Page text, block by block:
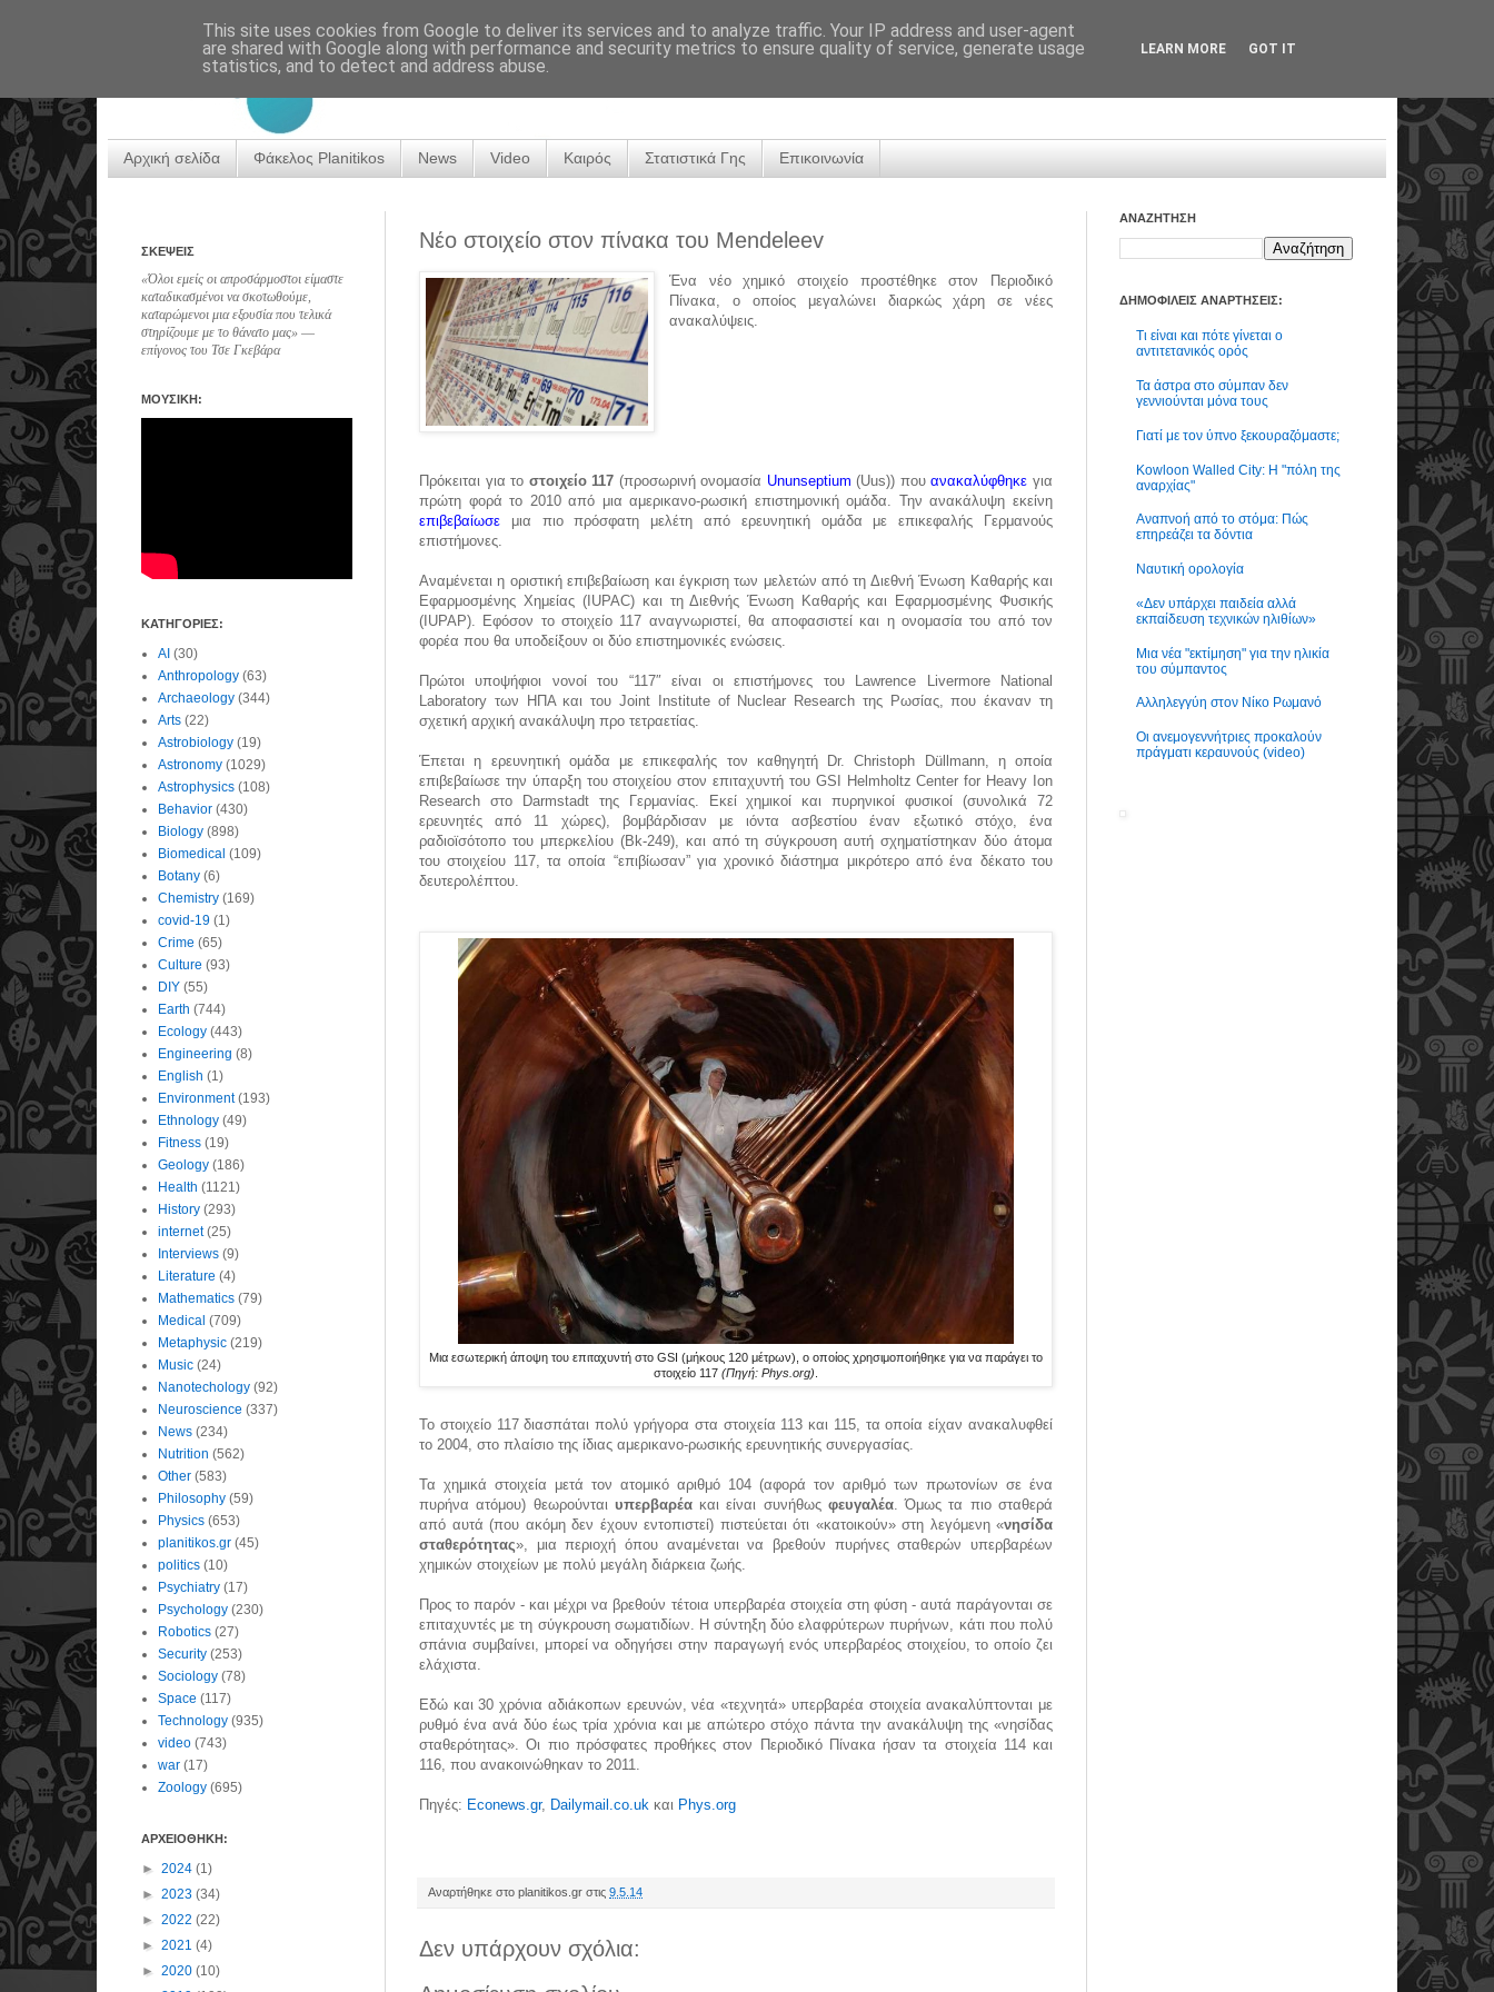
Αρχική σελίδα Φάκελος Planitikos News Video Καιρός Στατιστικά Γης Επικοινωνία
Νέο στοιχείο στον πίνακα του Mendeleev
Ένα νέο χημικό στοιχείο προστέθηκε στον Περιοδικό
Πίνακα,ο οποίος μεγαλώνει διαρκώςχάρη σε νέες
ανακαλύψεις
Πρόκειται για το στοιχείο 117 (προσωρινή ονομασία Ununseptium (Uus)) πουανακαλύφθηκε για
πρώτη φορά το 2010 από μια αμερικανο-ρωσική επιστημονική ομάδα. Την ανακάλυψη εκείνη
επιβεβαίωσε
μια πιο πρόσφατη μελέτη από ερευνητική ομάδα με επικεφαλής Γερμανούς
επιστήμονες.
Αναμένεται η οριστική επιβεβαίωση και έγκριση των μελετών από τη Διεθνή Ένωση Καθαρής και
Εφαρμοσμένης Χημείας (IUPAC) και τη Διεθνής Ένωση Καθαρής και Εφαρμοσμένης Φυσικής
(IUPAP).
Εφόσον το στοιχείο 117 αναγνωριστεί, θα αποφασιστεί και η ονομασία του από τον
φορέα που θα υποδείξουν οι δύο επιστημονικές ενώσεις.
Πρώτοι υποψήφιοι νονοί του “117″ είναι οι επιστήμονες του Lawrence Livermore National
Laboratory των ΗΠΑ και του Joint Institute of Nuclear Research της Ρωσίας, που έκαναν τη
σχετική αρχική ανακάλυψη προ τετραετίας.
Έπεται η ερευνητική ομάδα με επικεφαλής τον καθηγητή Dr. Christoph Düllmann, η οποία
επιβεβαίωσε την ύπαρξη του στοιχείου στον επιταχυντή του GSI Helmholtz Center for Heavy Ion
Research στο Darmstadt της Γερμανίας. Εκεί χημικοί και πυρηνικοί φυσικοί (συνολικά 72
ερευνητές από 11 χώρες), βομβάρδισαν με ιόντα ασβεστίου έναν εξωτικό στόχο, ένα
ραδιοϊσότοπο του μπερκελίου (Bk-249), και από τη σύγκρουση αυτή σχηματίστηκαν δύο άτομα
του στοιχείου 117, τα οποία “επιβίωσαν” για χρονικό διάστημα μικρότερο από ένα δέκατο του
δευτερολέπτου.
Μια εσωτερική άποψη του επιταχυντή στο GSI (μήκους 120 μέτρων), ο οποίος χρησιμοποιήθηκε για να παράγει το
στοιχείο 117 (Πηγή: Phys.org)
Το στοιχείο 117 διασπάται πολύ γρήγορα στα στοιχεία 113 και 115, τα οποία είχαν ανακαλυφθεί
το 2004, στο πλαίσιο της ίδιας αμερικανο-ρωσικής ερευνητικής συνεργασίας.
Τα χημικά στοιχεία μετά τον ατομικό αριθμό 104 (αφορά τον αριθμό των πρωτονίων σε ένα
πυρήνα ατόμου) θεωρούνται υπερβαρέακαι είναι συνήθως φευγαλέα. Όμως τα πιο σταθερά
από αυτά (που ακόμη δεν έχουν εντοπιστεί) πιστεύεται ότι «κατοικούν» στη λεγόμενη «νησίδα
σταθερότητας», μια περιοχή όπου αναμένεται να βρεθούν πυρήνες σταθερών υπερβαρέων
χημικών στοιχείων με πολύ μεγάλη διάρκεια ζωής.
Προς το παρόν - και μέχρι να βρεθούν τέτοια υπερβαρέα στοιχεία στη φύση - αυτά παράγονται σε
επιταχυντές με τη σύγκρουση σωματιδίων. Η σύντηξη δύο ελαφρύτερων πυρήνων, κάτι που πολύ
σπάνια συμβαίνει, μπορεί να οδηγήσει στην παραγωγή ενός υπερβαρέος στοιχείου, το οποίο ζει
ελάχιστα.
Εδώ και 30 χρόνια αδιάκοπων ερευνών, νέα «τεχνητά» υπερβαρέα στοιχεία ανακαλύπτονται με
ρυθμό ένα ανά δύο έως τρία χρόνια και με απώτερο στόχο πάντα την ανακάλυψη της «νησίδας
σταθερότητας». Οι πιο πρόσφατες προθήκες στον Περιοδικό Πίνακα ήσαν τα στοιχεία 114 και
116, που ανακοινώθηκαν το 2011.
Πηγές: Econews.gr, Dailymail.co.uk και Phys.org
Αναρτήθηκε στο planitikos.gr στις 9.5.14
Δεν υπάρχουν σχόλια:
ΣΚΕΨΕΙΣ
«Όλοι εμείς οι απροσάρμοστοι είμαστε
καταδικασμένοι να σκοτωθούμε,
καταρώμενοι μια εξουσία που τελικά
στηρίζουμε με το θάνατο μας» ―
επίγονος του Τσε Γκεβάρα
ΜΟΥΣΙΚΗ:
ΚΑΤΗΓΟΡΙΕΣ:
AI (30)
Anthropology (63)
Archaeology (344)
Arts (22)
Astrobiology (19)
Astronomy (1029)
Astrophysics (108)
Behavior (430)
Biology (898)
Biomedical (109)
Botany (6)
Chemistry (169)
covid-19 (1)
Crime (65)
Culture (93)
DIY (55)
Earth (744)
Ecology (443)
Engineering (8)
English (1)
Environment (193)
Ethnology (49)
Fitness (19)
Geology (186)
Health (1121)
History (293)
internet (25)
Interviews (9)
Literature (4)
Mathematics (79)
Medical (709)
Metaphysic (219)
Music (24)
Nanotechology (92)
Neuroscience (337)
News (234)
Nutrition (562)
Other (583)
Philosophy (59)
Physics (653)
planitikos.gr (45)
politics (10)
Psychiatry (17)
Psychology (230)
Robotics (27)
Security (253)
Sociology (78)
Space (117)
Technology (935)
video (743)
war (17)
Zoology (695)
ΑΡΧΕΙΟΘΗΚΗ:
► 2024 (1)
► 2023 (34)
► 2022 (22)
► 2021 (4)
► 2020 (10)
ΑΝΑΖΗΤΗΣΗ
ΔΗΜΟΦΙΛΕΙΣ ΑΝΑΡΤΗΣΕΙΣ:
Τι είναι και πότε γίνεται ο
αντιτετανικός ορός
Τα άστρα στο σύμπαν δεν
γεννιούνται μόνα τους
Γιατί με τον ύπνο ξεκουραζόμαστε;
Kowloon Walled City: Η "πόλη της
αναρχίας"
Αναπνοή από το στόμα: Πώς
επηρεάζει τα δόντια
Ναυτική ορολογία
«Δεν υπάρχει παιδεία αλλά
εκπαίδευση τεχνικών ηλιθίων»
Μια νέα "εκτίμηση" για την ηλικία
του σύμπαντος
Αλληλεγγύη στον Νίκο Ρωμανό
Οι ανεμογεννήτριες προκαλούν
πράγματι κεραυνούς (video)
This site uses cookies from Google to deliver its services and to analyze traffic. Your IP address and user-agent
are shared with Google along with performance and security metrics to ensure quality of service, generate usage
statistics, and to detect and address abuse.
LEARN MORE GOT IT